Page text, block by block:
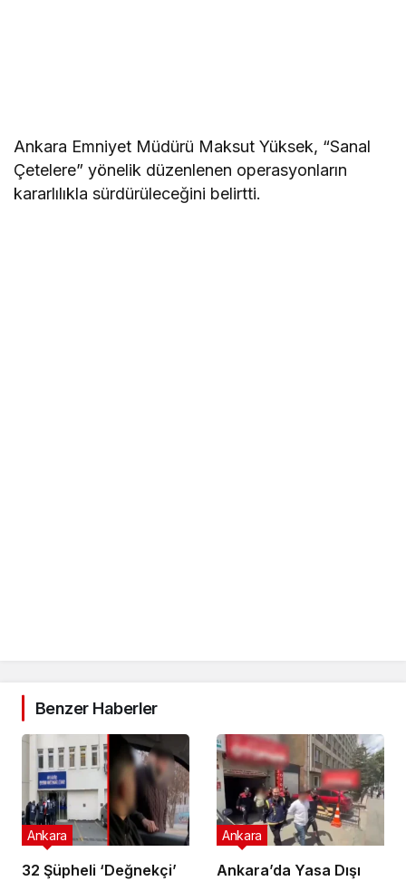
Ankara Emniyet Müdürü Maksut Yüksek, “Sanal
Çetelere” yönelik düzenlenen operasyonların
kararlılıkla sürdürüleceğini belirtti.
Benzer Haberler
32 Şüpheli ‘Değnekçi’
Ankara
Ankara’da Yasa Dışı
Ankara